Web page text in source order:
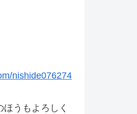
nishide076274
うもよろしく